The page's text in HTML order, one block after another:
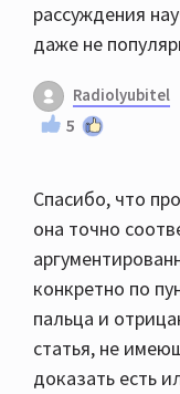
рассуждения
даже не
Radiolyubitel
5
Спасибо, что
она точно
конкретно по
пальца и
статья, не
доказать есть